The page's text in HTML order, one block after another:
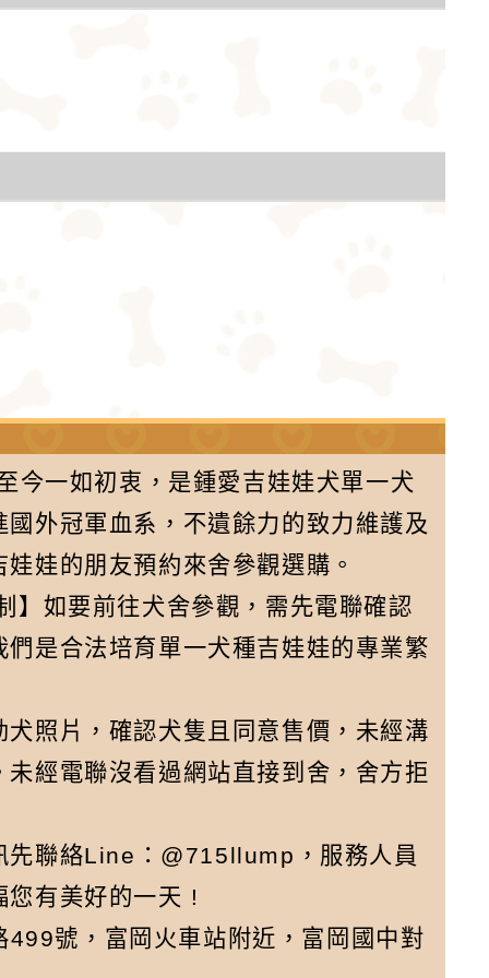
一如初衷，是鍾愛吉娃娃犬單一犬
外冠軍血系，不遺餘力的致力維護及
娃的朋友預約來舍參觀選購。
如要前往犬舍參觀，需先電聯確認
是合法培育單一犬種吉娃娃的專業繁
照片，確認犬隻且同意售價，未經溝
未經電聯沒看過網站直接到舍，舍方拒
聯絡Line：@715llump，服務人員
您有美好的一天 !
號，富岡火車站附近，富岡國中對